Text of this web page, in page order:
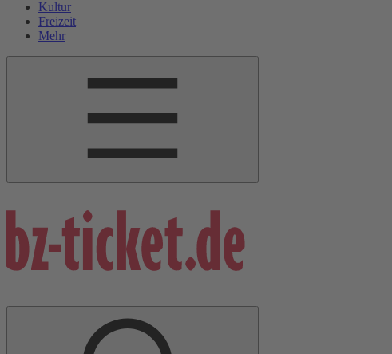
Kultur
Freizeit
Mehr